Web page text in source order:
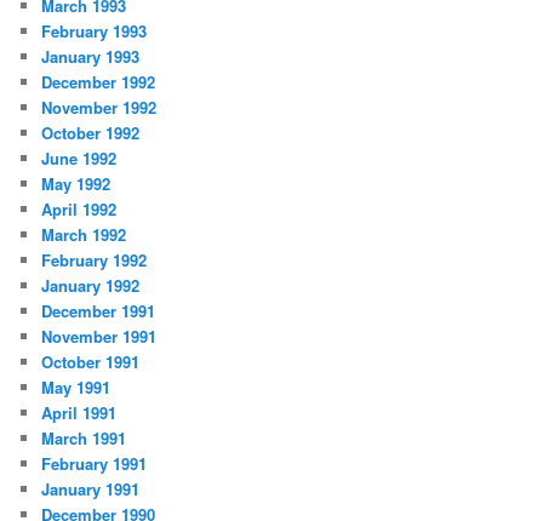
March 1993
February 1993
January 1993
December 1992
November 1992
October 1992
June 1992
May 1992
April 1992
March 1992
February 1992
January 1992
December 1991
November 1991
October 1991
May 1991
April 1991
March 1991
February 1991
January 1991
December 1990